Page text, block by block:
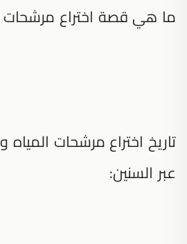
ما هي قصة اختراع مرشحات
تاريخ اختراع مرشحات المياه
عبر السنين: